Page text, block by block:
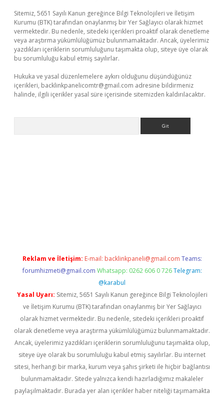
Sitemiz, 5651 Sayılı Kanun gereğince Bilgi Teknolojileri ve İletişim
Kurumu (BTK) tarafından onaylanmış bir Yer Sağlayıcı olarak hizmet
vermektedir. Bu nedenle, sitedeki içerikleri proaktif olarak denetleme
veya araştırma yükümlülüğümüz bulunmamaktadır. Ancak, üyelerimiz
yazdıkları içeriklerin sorumluluğunu taşımakta olup, siteye üye olarak
bu sorumluluğu kabul etmiş sayılırlar.
Hukuka ve yasal düzenlemelere aykırı olduğunu düşündüğünüz
içerikleri, backlinkpanelicomtr@gmail.com adresine bildirmeniz
halinde, ilgili içerikler yasal süre içerisinde sitemizden kaldırılacaktır.
Reklam ve İletişim: E-mail: backlinkpaneli@gmail.com Teams:
forumhizmeti@gmail.com Whatsapp: 0262 606 0 726 Telegram:
@karabul
Yasal Uyarı: Sitemiz, 5651 Sayılı Kanun gereğince Bilgi Teknolojileri
ve İletişim Kurumu (BTK) tarafından onaylanmış bir Yer Sağlayıcı
olarak hizmet vermektedir. Bu nedenle, sitedeki içerikleri proaktif
olarak denetleme veya araştırma yükümlülüğümüz bulunmamaktadır.
Ancak, üyelerimiz yazdıkları içeriklerin sorumluluğunu taşımakta olup,
siteye üye olarak bu sorumluluğu kabul etmiş sayılırlar. Bu internet
sitesi, herhangi bir marka, kurum veya şahıs şirketi ile hiçbir bağlantısı
bulunmamaktadır. Sitede yalnızca kendi hazırladığımız makaleler
paylaşılmaktadır. Burada yer alan içerikler haber niteliği taşımamakta